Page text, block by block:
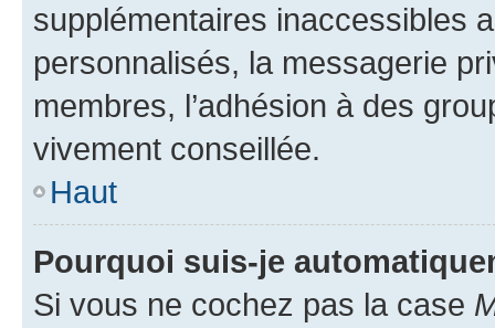
supplémentaires inaccessibles
personnalisés, la messagerie
membres, l’adhésion à des
vivement conseillée.
Haut
Pourquoi suis-je
Si vous ne cochez pas la case